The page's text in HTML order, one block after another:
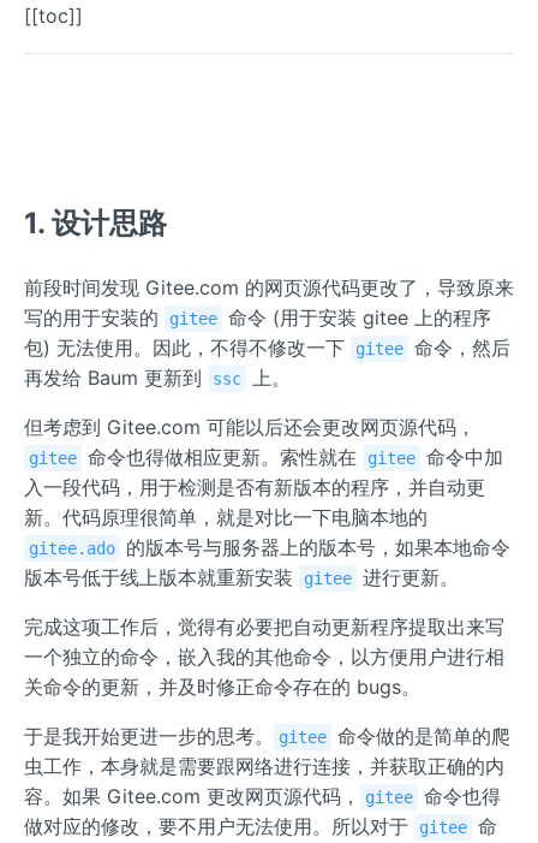
[[toc]]
1. 设计思路
前段时间发现 Gitee.com 的网页源代码更改了，导致原来
写的用于安装的
gitee 命令 (用于安装 gitee 上的程序
包) 无法使用。因此，不得不修改一下
gitee 命令，然后
再发给 Baum 更新到
ssc 上。
但考虑到 Gitee.com 可能以后还会更改网页源代码，
gitee 命令也得做相应更新。索性就在 gitee 命令中加
入一段代码，用于检测是否有新版本的程序，并自动更
新。代码原理很简单，就是对比一下电脑本地的
gitee.ado
的版本号与服务器上的版本号，如果本地命令
版本号低于线上版本就重新安装
gitee 进行更新。
完成这项工作后，觉得有必要把自动更新程序提取出来写
一个独立的命令，嵌入我的其他命令，以方便用户进行相
关命令的更新，并及时修正命令存在的 bugs。
于是我开始更进一步的思考。 gitee 命令做的是简单的爬
虫工作，本身就是需要跟网络进行连接，并获取正确的内
容。如果 Gitee.com 更改网页源代码，
gitee 命令也得
做对应的修改，要不用户无法使用。所以对于
gitee 命